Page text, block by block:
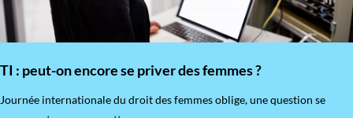
TI : peut-on encore se priver des femmes ?
​Journée internationale du droit des femmes oblige, une question se